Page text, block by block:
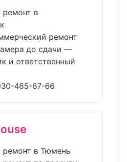
ремонт в
ремонт
до сдачи —
и ответственный
465-67-66
ремонт в Тюмень